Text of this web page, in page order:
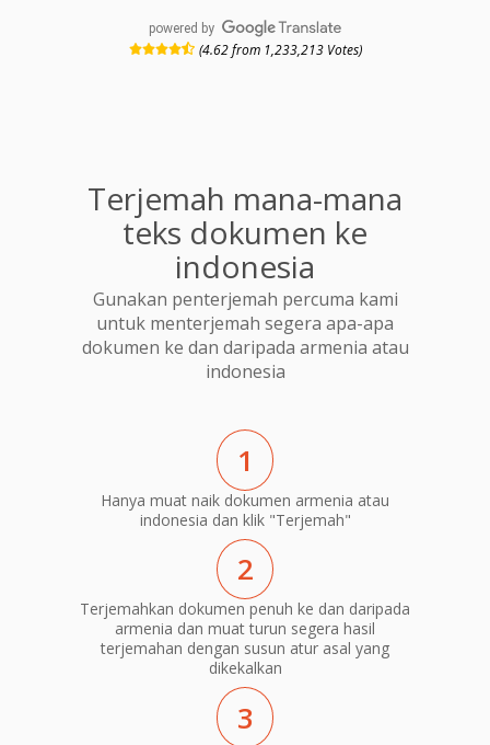
powered by
(4.62 from 1,233,213 Votes)
Terjemah mana-mana
teks dokumen ke
indonesia
Gunakan penterjemah percuma kami
untuk menterjemah segera apa-apa
dokumen ke dan daripada armenia atau
indonesia
1
Hanya muat naik dokumen armenia atau
indonesia dan klik "Terjemah"
2
Terjemahkan dokumen penuh ke dan daripada
armenia dan muat turun segera hasil
terjemahan dengan susun atur asal yang
dikekalkan
3